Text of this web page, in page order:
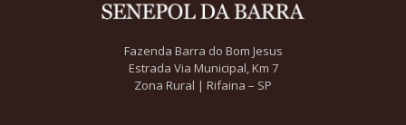
Fazenda Barra do Bom Jesus
Estrada Via Municipal, Km 7
Zona Rural | Rifaina – SP